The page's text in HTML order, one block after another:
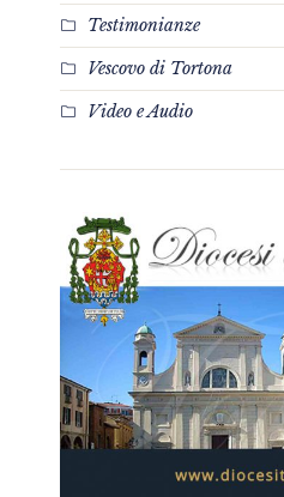
Testimonianze
Vescovo di Tortona
Video e Audio